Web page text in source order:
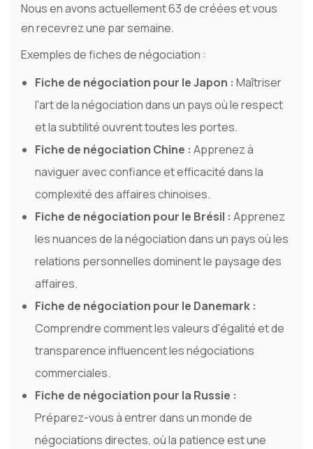
Nous en avons actuellement 63 de créées et vous
en recevrez une par semaine.
Exemples de fiches de négociation :
Fiche de négociation pour le Japon : Maîtriser
l'art de la négociation dans un pays où le respect
et la subtilité ouvrent toutes les portes.
Fiche de négociation Chine : Apprenez à
naviguer avec confiance et efficacité dans la
complexité des affaires chinoises.
Fiche de négociation pour le Brésil : Apprenez
les nuances de la négociation dans un pays où les
relations personnelles dominent le paysage des
affaires.
Fiche de négociation pour le Danemark :
Comprendre comment les valeurs d'égalité et de
transparence influencent les négociations
commerciales.
Fiche de négociation pour la Russie :
Préparez-vous à entrer dans un monde de
négociations directes, où la patience est une